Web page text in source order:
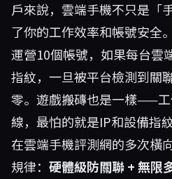
戶來說，雲端手機不只是「
了你的工作效率和帳號安全
運營10個帳號，如果每台雲
指紋，一旦被平台檢測到關
零。遊戲搬磚也是一樣——
線，最怕的就是IP和設備指
在雲端手機評測網的多次橫
規律： 硬體級防關聯 + 無限